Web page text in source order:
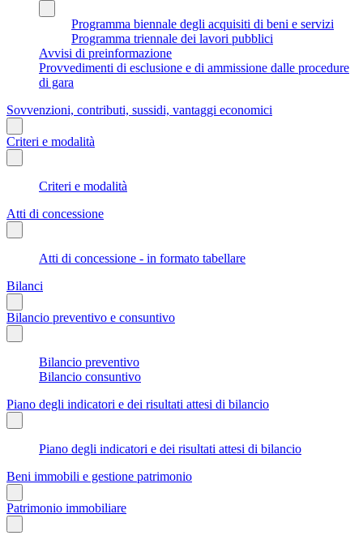
Programma biennale degli acquisiti di beni e servizi
Programma triennale dei lavori pubblici
Avvisi di preinformazione
Provvedimenti di esclusione e di ammissione dalle procedure
di gara
Sovvenzioni, contributi, sussidi, vantaggi economici
Criteri e modalità
Criteri e modalità
Atti di concessione
Atti di concessione - in formato tabellare
Bilanci
Bilancio preventivo e consuntivo
Bilancio preventivo
Bilancio consuntivo
Piano degli indicatori e dei risultati attesi di bilancio
Piano degli indicatori e dei risultati attesi di bilancio
Beni immobili e gestione patrimonio
Patrimonio immobiliare